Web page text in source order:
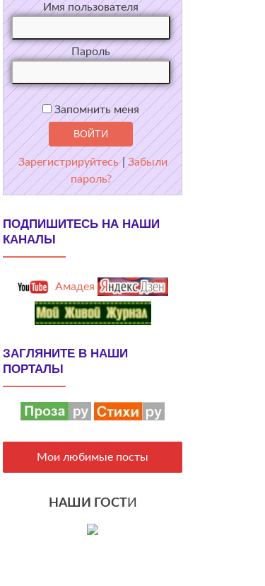
Имя пользователя
Пароль
Запомнить меня
Зарегистрируйтесь | Забыли
пароль?
ПОДПИШИТЕСЬ НА НАШИ
КАНАЛЫ
Амадея
ЗАГЛЯНИТЕ В НАШИ
ПОРТАЛЫ
Мои любимые посты
НАШИ ГОСТИ